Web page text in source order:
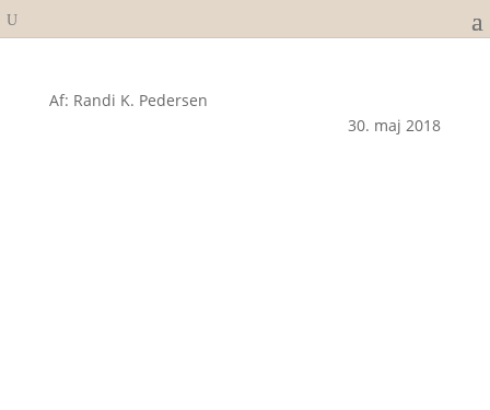
Af: Randi K. Pedersen
30. maj 2018